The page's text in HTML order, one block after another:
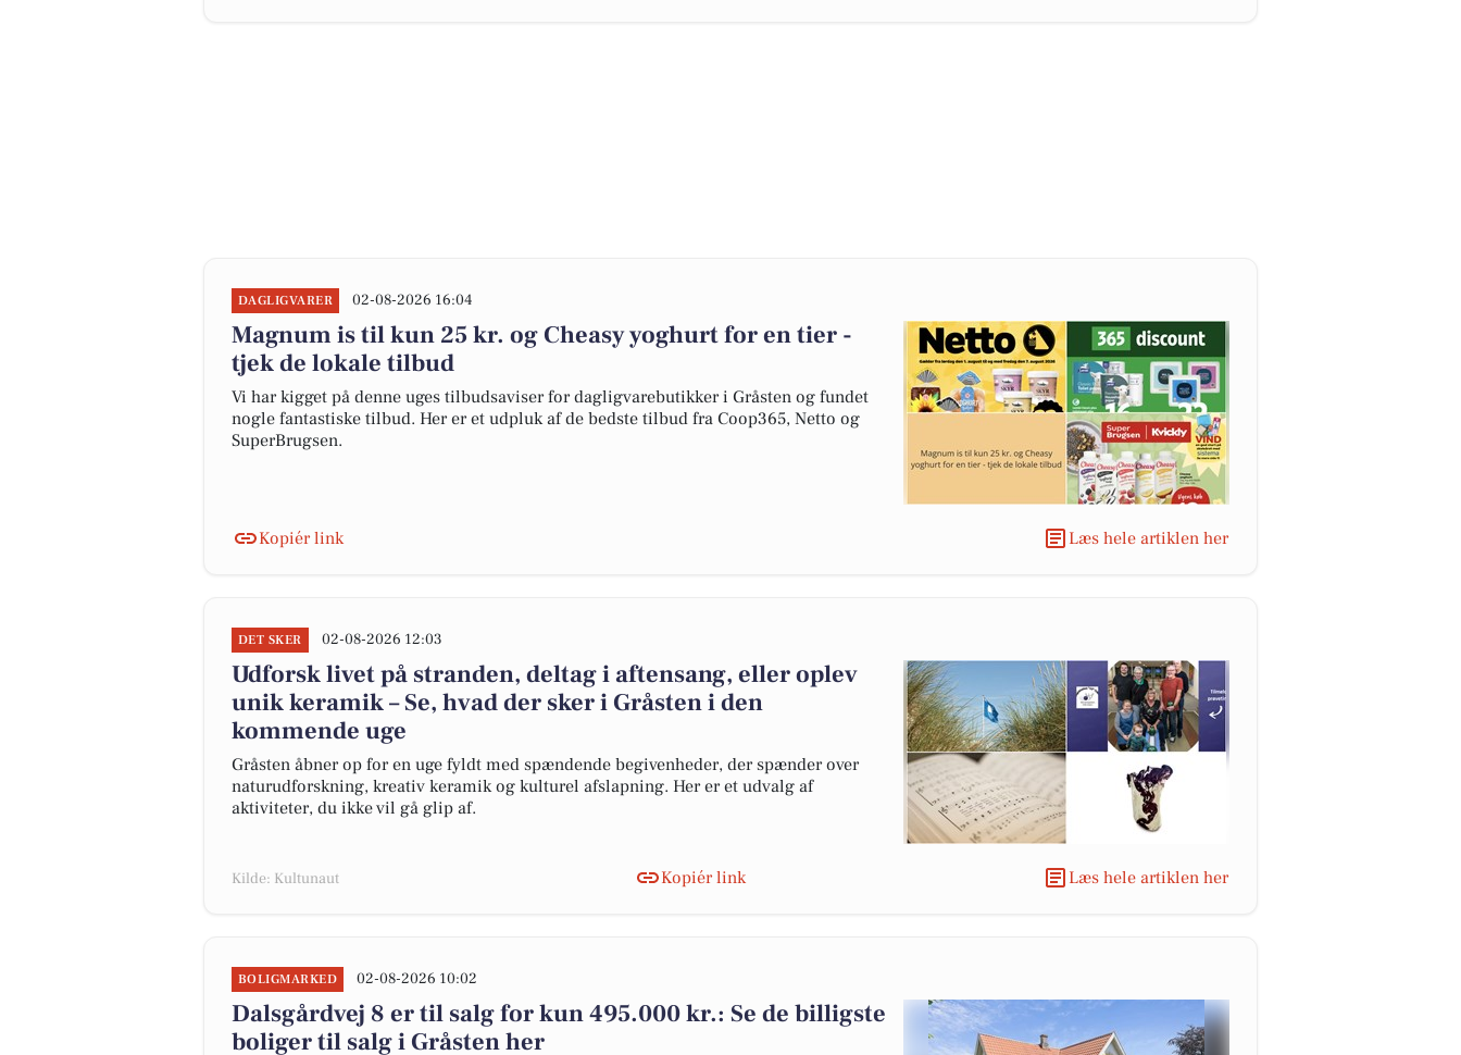
DAGLIGVARER 02-08-2026 16:04
Magnum is til kun 25 kr. og Cheasy yoghurt for en tier -
tjek de lokale tilbud
Vi har kigget på denne uges tilbudsaviser for dagligvarebutikker i Gråsten og fundet
nogle fantastiske tilbud. Her er et udpluk af de bedste tilbud fra Coop365, Netto og
SuperBrugsen.
Kopiér link Læs hele artiklen her
DET SKER 02-08-2026 12:03
Udforsk livet på stranden, deltag i aftensang, eller oplev
unik keramik – Se, hvad der sker i Gråsten i den
kommende uge
Gråsten åbner op for en uge fyldt med spændende begivenheder, der spænder over
naturudforskning, kreativ keramik og kulturel afslapning. Her er et udvalg af
aktiviteter, du ikke vil gå glip af.
Kilde: Kultunaut Kopiér link Læs hele artiklen her
BOLIGMARKED 02-08-2026 10:02
Dalsgårdvej 8 er til salg for kun 495.000 kr.: Se de billigste
boliger til salg i Gråsten her